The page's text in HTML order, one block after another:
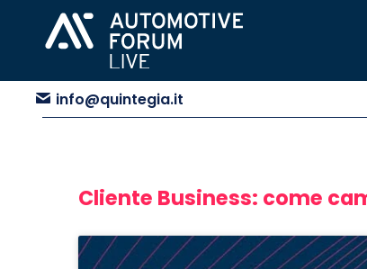
info@quintegia.it
Cliente Business: come